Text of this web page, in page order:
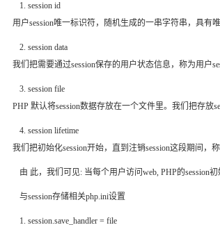
1. session id
用户session唯一标识符，随机生成的一串字符串，具有
2. session data
我们把需要通过session保存的用户状态信息，称为用户
3. session file
PHP 默认将session数据存放在一个文件里。我们把存放
4. session lifetime
我们把初始化session开始，直到注销session这段期间，
由 此，我们可见: 当每个用户访问web, PHP的session
与session存储相关php.ini设置
1. session.save_handler = file